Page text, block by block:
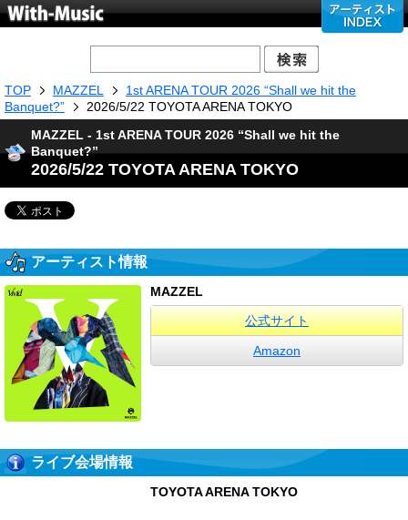
TOP MAZZEL
1st ARENA TOUR 2026 “Shall we hit the
Banquet?”
2026/5/22 TOYOTA ARENA TOKYO
MAZZEL - 1st ARENA TOUR 2026 “Shall we hit the
Banquet?”
2026/5/22 TOYOTA ARENA TOKYO
アーティスト情報
MAZZEL
公式サイト
Amazon
ライブ会場情報
TOYOTA ARENA TOKYO